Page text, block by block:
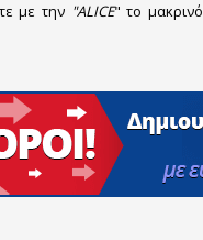
με την "ALICE" το